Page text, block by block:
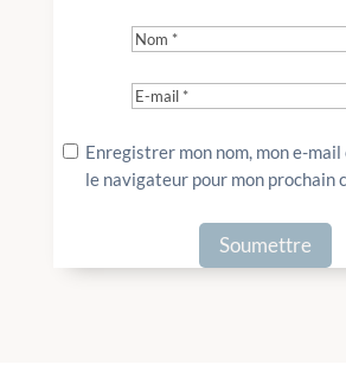
Enregistrer mon nom, mon e-
le navigateur pour mon prochain